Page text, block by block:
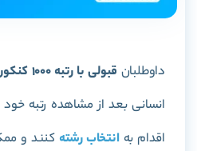
داوطلبان قبولی با رتبه 1000 کنکور
انسانی بعد از مشاهده رتبه خود
اقدام بهانتخاب رشته کنند و